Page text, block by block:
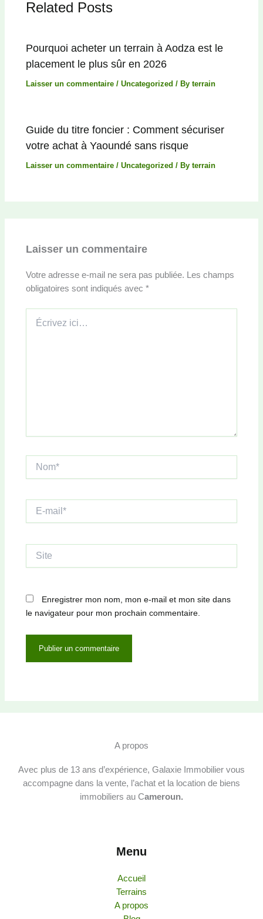
Related Posts
Pourquoi acheter un terrain à Aodza est le
placement le plus sûr en 2026
Laisser un commentaire /Uncategorized / Byterrain
Guide du titre foncier : Comment sécuriser
votre achat à Yaoundé sans risque
Laisser un commentaire /Uncategorized / Byterrain
Laisser un commentaire
Votre adresse e-mail ne sera pas publiée.
Les champs
obligatoires sont indiqués avec*
ici…
mail*
Enregistrer mon nom, mon e-mail et mon site dans
le navigateur pour mon prochain commentaire.
A propos
Avec plus de 13 ans d’expérience, Galaxie Immobilier vous
accompagne dans la vente, l’achat et la location de biens
immobiliers au Cameroun.
Menu
Accueil
Terrains
A propos